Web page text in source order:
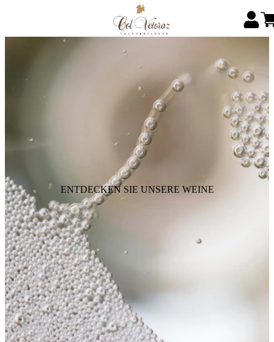
ENTDECKEN SIE UNSERE WEINE